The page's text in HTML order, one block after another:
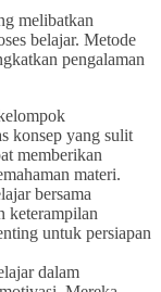
melibatkan
belajar. Metode
pengalaman
konsep yang sulit
memberikan
materi.
bersama
keterampilan
untuk persiapan
dalam